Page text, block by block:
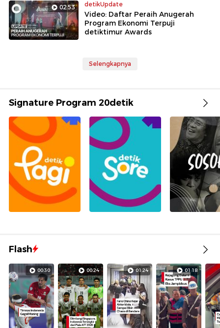
02:53 detikUpdate
Video: Daftar Peraih Anugerah
Program Ekonomi Terpuji
detiktimur Awards
Selengkapnya
Signature Program 20detik
Flash
00:30 00:24 01:24 01:18